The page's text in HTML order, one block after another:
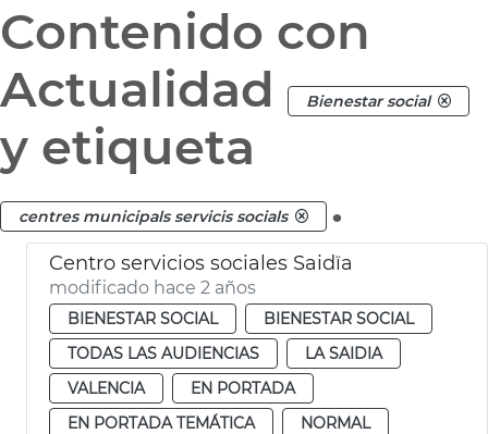
Contenido con
Actualidad
Bienestar social
y etiqueta
centres municipals servicis socials .
Centro servicios sociales Saidïa
modificado hace 2 años
BIENESTAR SOCIAL
BIENESTAR SOCIAL
TODAS LAS AUDIENCIAS
LA SAIDIA
VALENCIA
EN PORTADA
EN PORTADA TEMÁTICA
NORMAL